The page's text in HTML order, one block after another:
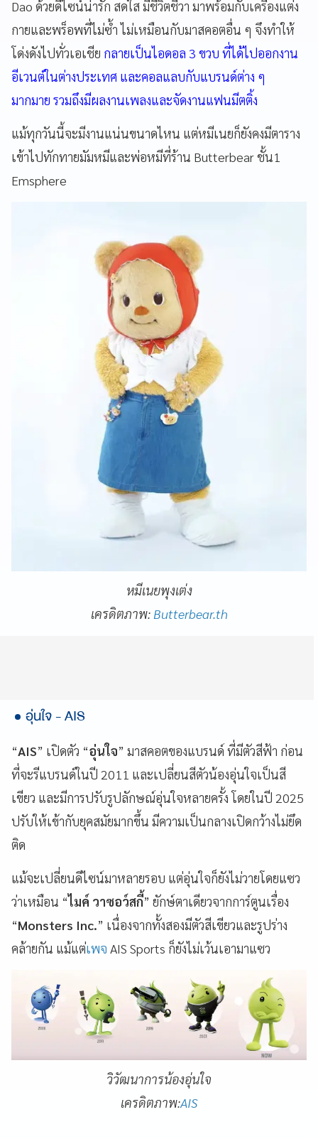
Dao ด้วยดีไซน์น่ารัก สดใส มีชีวิตชีวา มาพร้อมกับเครื่องแต่ง
กายและพร็อพที่ไม่ซ้ำ ไม่เหมือนกับมาสคอตอื่น ๆ จึงทำให้
โด่งดังไปทั่วเอเชีย กลายเป็นไอดอล 3 ขวบ ที่ได้ไปออกงาน
อีเวนต์ในต่างประเทศ และคอลแลบกับแบรนด์ต่าง ๆ
มากมาย รวมถึงมีผลงานเพลงและจัดงานแฟนมีตติ้ง
แม้ทุกวันนี้จะมีงานแน่นขนาดไหน แต่หมีเนยก็ยังคงมีตาราง
เข้าไปทักทายมัมหมีและพ่อหมีที่ร้าน Butterbear ชั้น1
Emsphere
หมีเนยพุงเต่ง
เครดิตภาพ: Butterbear.th
อุ่นใจ - AIS
“AIS” เปิดตัว “อุ่นใจ” มาสคอตของแบรนด์ ที่มีตัวสีฟ้า ก่อน
ที่จะรีแบรนด์ในปี 2011 และเปลี่ยนสีตัวน้องอุ่นใจเป็นสี
เขียว และมีการปรับรูปลักษณ์อุ่นใจหลายครั้ง โดยในปี 2025
ปรับให้เข้ากับยุคสมัยมากขึ้น มีความเป็นกลางเปิดกว้างไม่ยึด
ติด
แม้จะเปลี่ยนดีไซน์มาหลายรอบ แต่อุ่นใจก็ยังไม่วายโดยแซว
ว่าเหมือน “ไมค์ วาซอว์สกี้” ยักษ์ตาเดียวจากการ์ตูนเรื่อง
“Monsters Inc.” เนื่องจากทั้งสองมีตัวสีเขียวและรูปร่าง
คล้ายกัน แม้แต่เพจ AIS Sports ก็ยังไม่เว้นเอามาแซว
วิวัฒนาการน้องอุ่นใจ
เครดิตภาพ:AIS